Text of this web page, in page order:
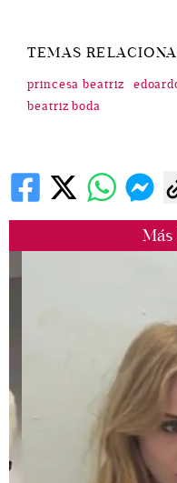
TEMAS
princesa beatriz
beatriz boda